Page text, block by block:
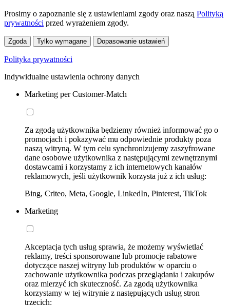
Prosimy o zapoznanie się z ustawieniami zgody oraz naszą Polityką
prywatności przed wyrażeniem zgody.
Zgoda Tylko wymagane Dopasowanie ustawień
Polityka prywatności
Indywidualne ustawienia ochrony danych
Marketing per Customer-Match
Za zgodą użytkownika będziemy również informować go o
promocjach i pokazywać mu odpowiednie produkty poza
naszą witryną. W tym celu synchronizujemy zaszyfrowane
dane osobowe użytkownika z następującymi zewnętrznymi
dostawcami i korzystamy z ich internetowych kanałów
reklamowych, jeśli użytkownik korzysta już z ich usług:
Bing, Criteo, Meta, Google, LinkedIn, Pinterest, TikTok
Marketing
Akceptacja tych usług sprawia, że możemy wyświetlać
reklamy, treści sponsorowane lub promocje rabatowe
dotyczące naszej witryny lub produktów w oparciu o
zachowanie użytkownika podczas przeglądania i zakupów
oraz mierzyć ich skuteczność. Za zgodą użytkownika
korzystamy w tej witrynie z następujących usług stron
trzecich: